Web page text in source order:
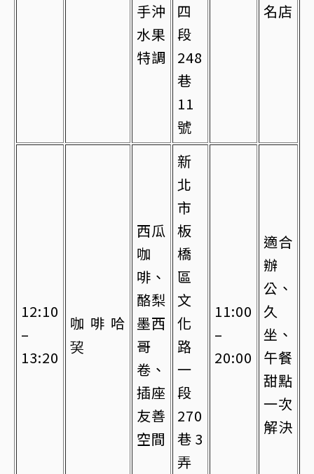
手沖
水果
特調
四
段
248
巷
11
號
名店
12:10
–
13:20
咖啡哈
巭
西瓜
咖
啡、
酪梨
墨西
哥
卷、
插座
友善
空間
新
北
市
板
橋
區
文
化
路
一
段
270
巷3
弄
11:00
–
20:00
適合
辦
公、
久
坐、
午餐
甜點
一次
解決